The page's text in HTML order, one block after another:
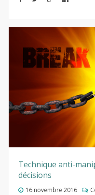
Technique anti-
décisions
16 novembre 2016